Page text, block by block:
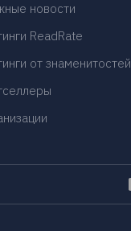
новости
ReadRate
от знаменитостей